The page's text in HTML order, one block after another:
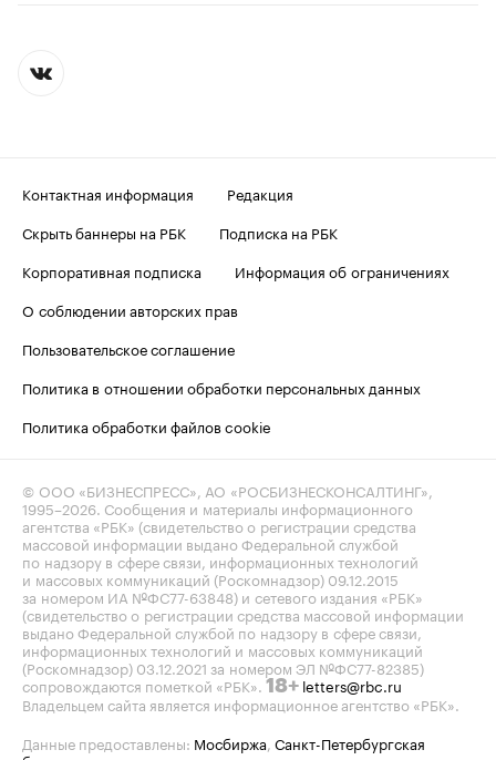
Контактная информация
Редакция
Скрыть баннеры на РБК
Подписка на РБК
Корпоративная подписка
Информация об ограничениях
О соблюдении авторских прав
Пользовательское соглашение
Политика в отношении обработки персональных данных
Политика обработки файлов cookie
© ООО «БИЗНЕСПРЕСС», АО «РОСБИЗНЕСКОНСАЛТИНГ»,
1995–2026 . Сообщения и материалы информационного
агентства «РБК» (свидетельство о регистрации средства
массовой информации выдано Федеральной службой
по надзору в сфере связи, информационных технологий
и массовых коммуникаций (Роскомнадзор) 09.12.2015
за номером ИА №ФС77-63848) и сетевого издания «РБК»
(свидетельство о регистрации средства массовой информации
выдано Федеральной службой по надзору в сфере связи,
информационных технологий и массовых коммуникаций
(Роскомнадзор) 03.12.2021 за номером ЭЛ №ФС77-82385)
сопровождаются пометкой «РБК». 18+ letters@rbc.ru
Владельцем сайта является информационное агентство «РБК».
Данные предоставлены: Мосбиржа Санкт-Петербургская